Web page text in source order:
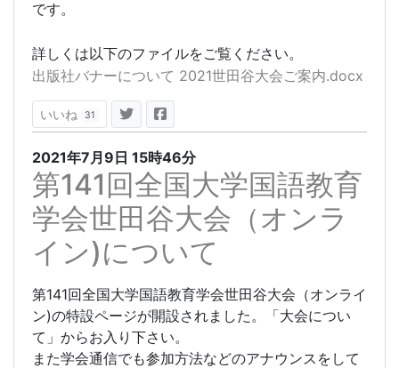
です。
詳しくは以下のファイルをご覧ください。
出版社バナーについて 2021世田谷大会ご案内.docx
いいね 31
2021年7月9日 15時46分
第141回全国大学国語教育
学会世田谷大会（オンラ
イン)について
第141回全国大学国語教育学会世田谷大会（オンライ
ン)の特設ページが開設されました。「大会につい
て」からお入り下さい。
また学会通信でも参加方法などのアナウンスをして